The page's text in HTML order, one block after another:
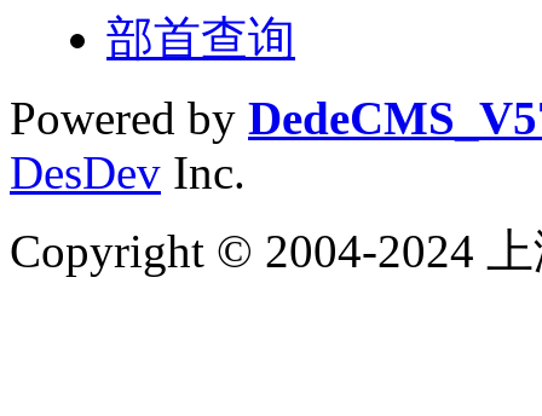
部首查询
Powered by
DesDev Inc.
Copyright © 2004-2024